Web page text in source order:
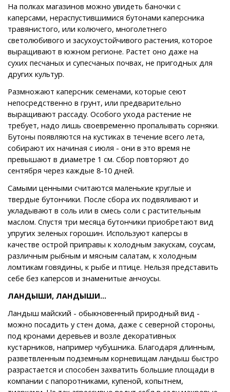
На полках магазинов можно увидеть баночки с
каперсами, нераспустившимися бутонами каперсника
травянистого, или колючего, многолетнего
светолюбивого и засухоустойчивого растения, которое
выращивают в южном регионе. Растет оно даже на
сухих песчаных и супесчаных почвах, не пригодных для
других культур.
Размножают каперсник семенами, которые сеют
непосредственно в грунт, или предварительно
выращивают рассаду. Особого ухода растение не
требует, надо лишь своевременно пропалывать сорняки.
Бутоны появляются на кустиках в течение всего лета,
собирают их начиная с июля - они в это время не
превышают в диаметре 1 см. Сбор повторяют до
сентября через каждые 8-10 дней.
Самыми ценными считаются маленькие круглые и
твердые бутончики. После сбора их подвяливают и
укладывают в соль или в смесь соли с растительным
маслом. Спустя три месяца бутончики приобретают вид
упругих зеленых горошин. Используют каперсы в
качестве острой приправы к холодным закускам, соусам,
различным рыбным и мясным салатам, к холодным
ломтикам говядины, к рыбе и птице. Нельзя представить
себе без каперсов и знаменитые анчоусы.
ЛАНДЫШИ, ЛАНДЫШИ…
Ландыш майский - обыкновенный природный вид -
можно посадить у стен дома, даже с северной стороны,
под кронами деревьев и возле декоративных
кустарников, например чубушника. Благодаря длинным,
разветвленным подземным корневищам ландыш быстро
разрастается и способен захватить большие площади в
компании с папоротниками, купеной, копытнем,